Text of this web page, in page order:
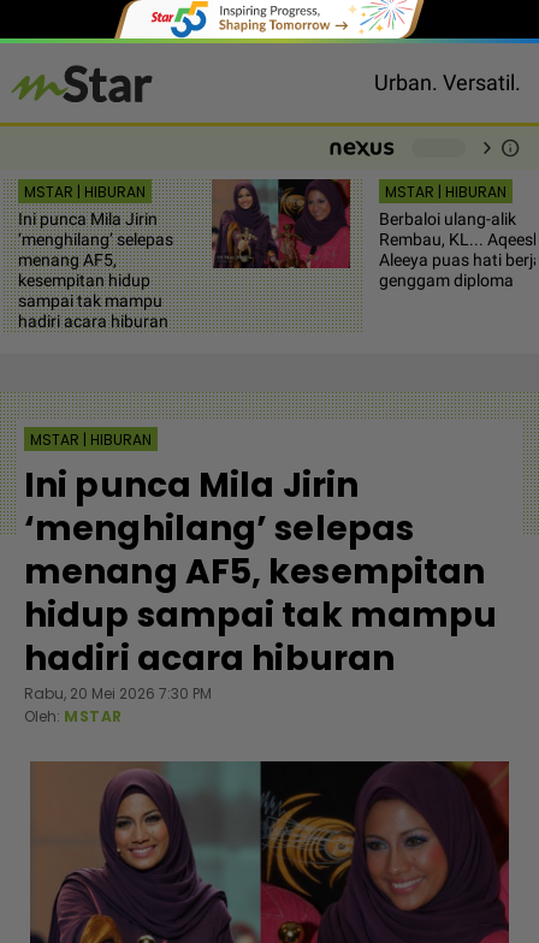
Urban. Versatil.
chevron_right info
MSTAR | HIBURAN
Ini punca Mila Jirin
‘menghilang’ selepas
menang AF5,
kesempitan hidup
sampai tak mampu
hadiri acara hiburan
MSTAR | HIBURAN
Berbaloi ulang-alik
Rembau, KL...
Aleeya puas hati
genggam diploma
MSTAR | HIBURAN
Ini punca Mila Jirin
‘menghilang’ selepas
menang AF5, kesempitan
hidup sampai tak mampu
hadiri acara hiburan
Rabu, 20 Mei 2026 7:30 PM
Oleh: MSTAR